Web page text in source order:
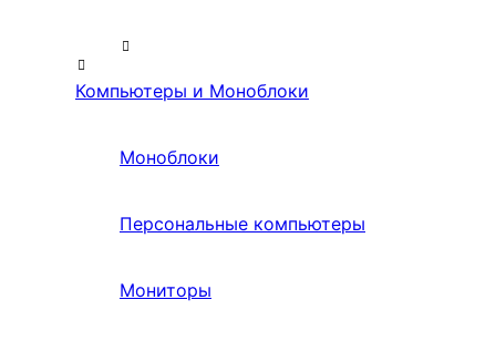
Компьютеры и Моноблоки
Моноблоки
Персональные компьютеры
Мониторы